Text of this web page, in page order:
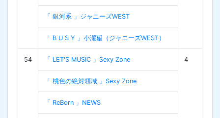
「 銀河系 」ジャニーズWEST
「 B U S Y 」小瀧望（ジャニーズWEST）
54 「 LET'S MUSIC 」Sexy Zone 4
「 桃色の絶対領域 」Sexy Zone
「 ReBorn 」NEWS